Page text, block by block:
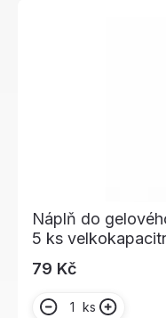
Náplň do
5 ks
79 Kč
ks